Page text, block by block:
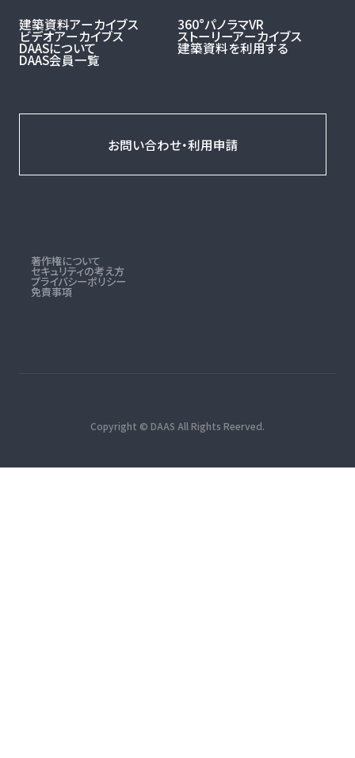
建築資料アーカイブス 360°パノラマVR
ビデオアーカイブス ストーリーアーカイブス
DAASについて 建築資料を利用する
DAAS会員一覧
お問い合わせ・利用申請
著作権について
セキュリティの考え方
プライバシーポリシー
免責事項
Copyright © DAAS All Rights Reerved.